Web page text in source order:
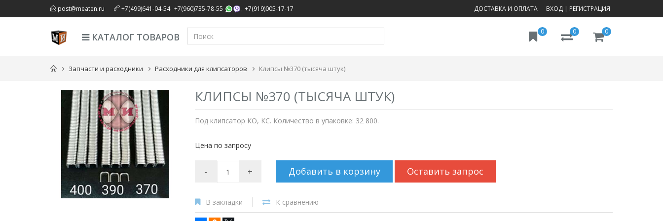
post@meaten.ru +7(499)641-04-54, +7(960)735-78-55 +7(919)005-17-17 ДОСТАВКА И ОПЛАТА ВХОД | РЕГИСТРАЦИЯ
0
0
0
КАТАЛОГ ТОВАРОВ
Запчасти и расходники Расходники для клипсаторов Клипсы №370 (тысяча штук)
КЛИПСЫ №370 (ТЫСЯЧА ШТУК)
Под клипсатор КО, КС. Количество в упаковке: 32 800.
Цена по запросу
- + Добавить в корзину Оставить запрос
В закладки К сравнению